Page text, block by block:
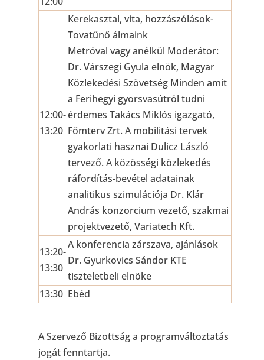
12:00-
13:20
Kerekasztal, vita, hozzászólások-
Tovatűnő álmaink
Metróval vagy anélkül Moderátor:
Dr. Várszegi Gyula elnök, Magyar
Közlekedési Szövetség Minden amit
a Ferihegyi gyorsvasútról tudni
érdemes Takács Miklós igazgató,
Főmterv Zrt. A mobilitási tervek
gyakorlati hasznai Dulicz László
tervező. A közösségi közlekedés
ráfordítás-bevétel adatainak
analitikus szimulációja Dr. Klár
András konzorcium vezető, szakmai
projektvezető, Variatech Kft.
13:20-
13:30
A konferencia zárszava, ajánlások
Dr. Gyurkovics Sándor KTE
tiszteletbeli elnöke
13:30 Ebéd
A Szervező Bizottság a programváltoztatás
jogát fenntartja.